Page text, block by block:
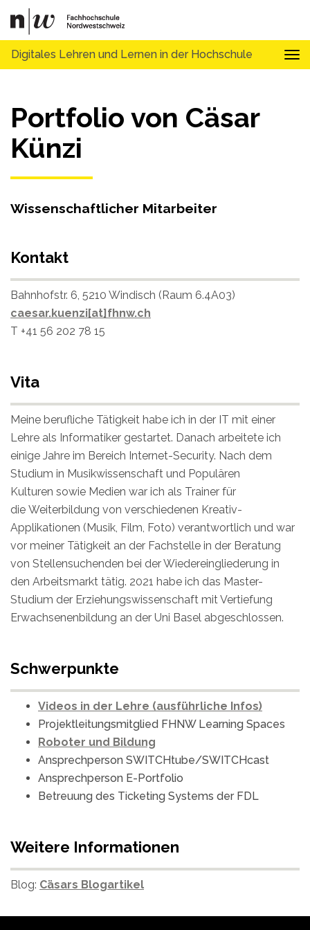
Digitales Lehren und Lernen in der Hochschule
Portfolio von Cäsar
Künzi
Wissenschaftlicher Mitarbeiter
Kontakt
Bahnhofstr. 6, 5210 Windisch (Raum 6.4A03)
caesar.kuenzi[at]fhnw.ch
T +41 56 202 78 15
Vita
Meine berufliche Tätigkeit habe ich in der IT mit einer
Lehre als Informatiker gestartet. Danach arbeitete ich
einige Jahre im Bereich Internet-Security. Nach dem
Studium in Musikwissenschaft und Populären
Kulturen sowie Medien war ich als Trainer für
die Weiterbildung von verschiedenen Kreativ-
Applikationen (Musik, Film, Foto) verantwortlich und war
vor meiner Tätigkeit an der Fachstelle in der Beratung
von Stellensuchenden bei der Wiedereingliederung in
den Arbeitsmarkt tätig. 2021 habe ich das Master-
Studium der Erziehungswissenschaft mit Vertiefung
Erwachsenenbildung an der Uni Basel abgeschlossen.
Schwerpunkte
Videos in der Lehre (ausführliche Infos)
Projektleitungsmitglied FHNW Learning Spaces
Roboter und Bildung
Ansprechperson SWITCHtube/SWITCHcast
Ansprechperson E-Portfolio
Betreuung des Ticketing Systems der FDL
Weitere Informationen
Blog: Cäsars Blogartikel